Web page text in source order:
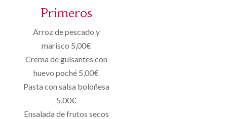
Primeros
Arroz de pescado y
marisco 5,00€
Crema de guisantes con
huevo poché 5,00€
Pasta con salsa boloñesa
5,00€
Ensalada de frutos secos